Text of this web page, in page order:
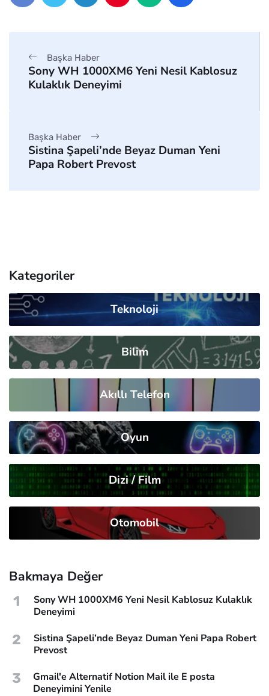
Başka Haber
Sony WH 1000XM6 Yeni Nesil Kablosuz
Kulaklık Deneyimi
Başka Haber
Sistina Şapeli’nde Beyaz Duman Yeni
Papa Robert Prevost
Kategoriler
Teknoloji
Bilim
Akıllı Telefon
Oyun
Dizi / Film
Otomobil
Bakmaya Değer
1
Sony WH 1000XM6 Yeni Nesil Kablosuz Kulaklık
Deneyimi
2
Sistina Şapeli’nde Beyaz Duman Yeni Papa Robert
Prevost
3
Gmail'e Alternatif Notion Mail ile E posta
Deneyimini Yenile